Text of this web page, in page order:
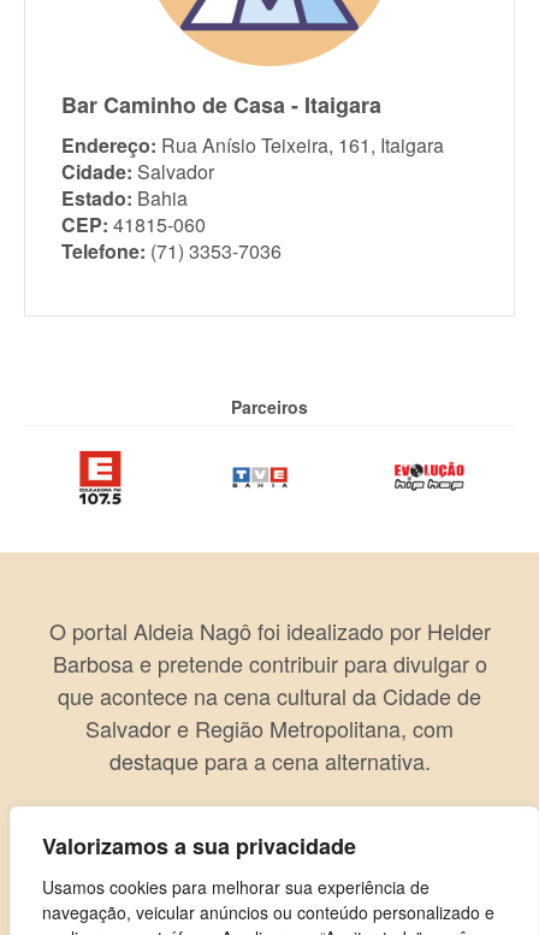
Valorizamos a sua privacidade
Usamos cookies para melhorar sua experiência de
navegação, veicular anúncios ou conteúdo personalizado e
Bar Caminho de Casa - Itaigara
Endereço: Rua Anísio Teixeira, 161, Itaigara
Cidade: Salvador
Estado: Bahia
CEP: 41815-060
Telefone: (71) 3353-7036
Parceiros
O portal Aldeia Nagô foi idealizado por Helder
Barbosa e pretende contribuir para divulgar o
que acontece na cena cultural da Cidade de
Salvador e Região Metropolitana, com
destaque para a cena alternativa.